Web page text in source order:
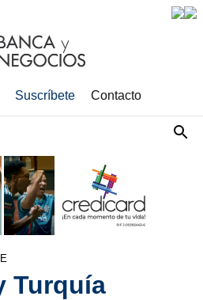
Suscríbete Contacto
Turquía